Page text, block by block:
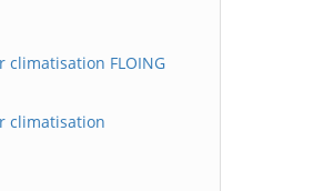
climatisation FLOING
climatisation